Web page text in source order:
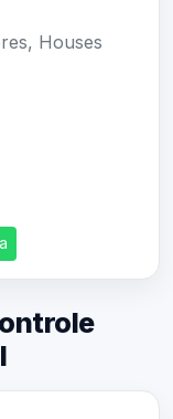
Houses